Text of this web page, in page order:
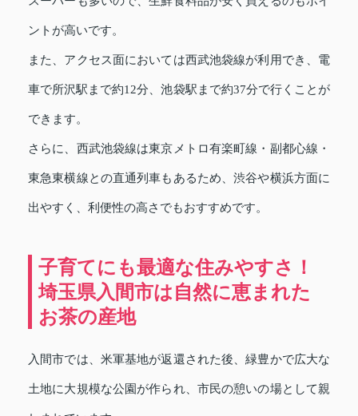
ントが高いです。
また、アクセス面においては西武池袋線が利用でき、電
車で所沢駅まで約12分、池袋駅まで約37分で行くことが
できます。
さらに、西武池袋線は東京メトロ有楽町線・副都心線・
東急東横線との直通列車もあるため、渋谷や横浜方面に
出やすく、利便性の高さでもおすすめです。
子育てにも最適な住みやすさ！
埼玉県入間市は自然に恵まれた
お茶の産地
入間市では、米軍基地が返還された後、緑豊かで広大な
土地に大規模な公園が作られ、市民の憩いの場として親